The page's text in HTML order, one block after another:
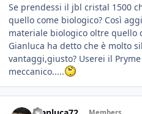
Se prendessi il jbl cristal 1500
quello come biologico? Così
materiale biologico oltre quello
Gianluca ha detto che è molto
vantaggi,giusto? Userei il
meccanico.....